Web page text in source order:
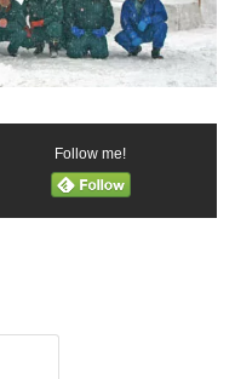
Follow me!